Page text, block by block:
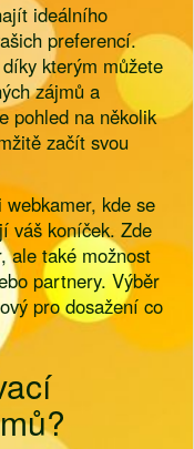
ideálního
preferencí.
kterým můžete
zájmů a
pohled na několik
začít svou
kde se
váš koníček. Zde
ale také možnost
partnery. Výběr
pro dosažení co